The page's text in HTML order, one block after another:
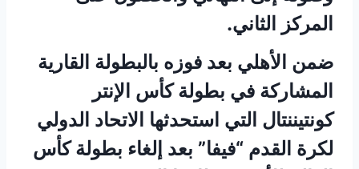
المركز الثاني.
ضمن الأهلي بعد فوزه بالبطولة القارية
المشاركة في بطولة كأس الإنتر
كونتيننتال التي استحدثها الاتحاد الدولي
لكرة القدم “فيفا” بعد إلغاء بطولة كأس